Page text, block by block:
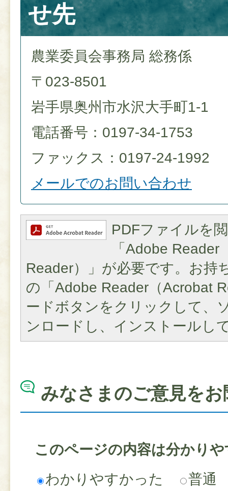
せ先
農業委員会事務局 総務係
〒023-8501
岩手県奥州市水沢大手町1-1
電話番号：0197-34-1753
ファックス：0197-24-1992
メールでのお問い合わせ
PDFファイルを
「Adobe Reader
Reader）」が必要です。お持
の「Adobe Reader（Acrobat
ードボタンをクリックして、
ンロードし、インストールし
みなさまのご意見を
このページの内容は分かり
わかりやすかった
普通